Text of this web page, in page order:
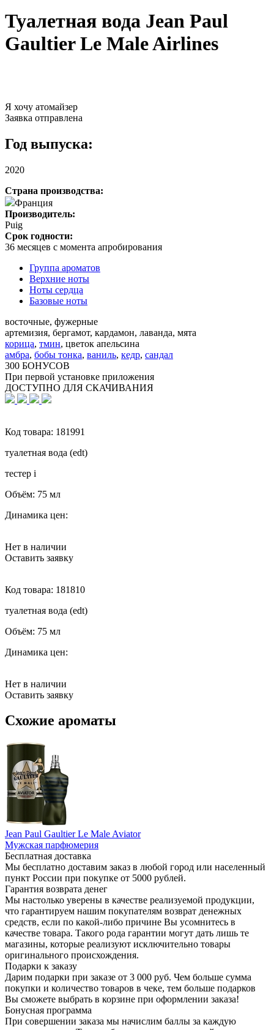
Туалетная вода Jean Paul
Gaultier Le Male Airlines
Я хочу атомайзер
Заявка отправлена
Год выпуска:
2020
Страна производства:
Франция
Производитель:
Puig
Срок годности:
36 месяцев с момента апробирования
Группа ароматов
Верхние ноты
Ноты сердца
Базовые ноты
восточные, фужерные
артемизия, бергамот, кардамон, лаванда, мята
корица, тмин, цветок апельсина
амбра, бобы тонка, ваниль, кедр, сандал
300 БОНУСОВ
При первой установке приложения
ДОСТУПНО ДЛЯ СКАЧИВАНИЯ
Код товара: 181991
туалетная вода (edt)
тестер i
Объём: 75 мл
Динамика цен:
Нет в наличии
Оставить заявку
Код товара: 181810
туалетная вода (edt)
Объём: 75 мл
Динамика цен:
Нет в наличии
Оставить заявку
Схожие ароматы
Jean Paul Gaultier Le Male Aviator
Мужская парфюмерия
Бесплатная доставка
Мы бесплатно доставим заказ в любой город или населенный
пункт России при покупке от 5000 рублей.
Гарантия возврата денег
Мы настолько уверены в качестве реализуемой продукции,
что гарантируем нашим покупателям возврат денежных
средств, если по какой-либо причине Вы усомнитесь в
качестве товара. Такого рода гарантии могут дать лишь те
магазины, которые реализуют исключительно товары
оригинального происхождения.
Подарки к заказу
Дарим подарки при заказе от 3 000 руб. Чем больше сумма
покупки и количество товаров в чеке, тем больше подарков
Вы сможете выбрать в корзине при оформлении заказа!
Бонусная программа
При совершении заказа мы начислим баллы за каждую